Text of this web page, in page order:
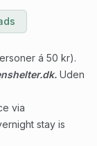
á 50 kr).
Uden
via
stay is